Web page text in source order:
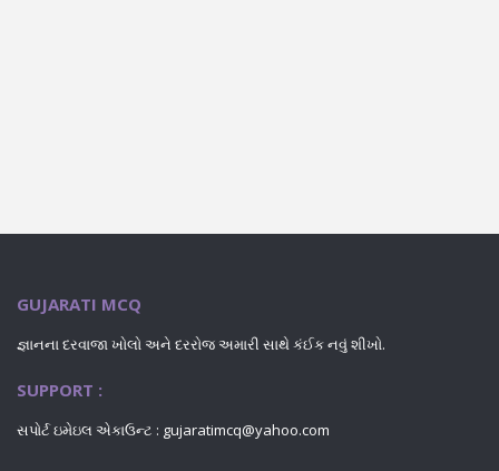
GUJARATI MCQ
જ્ઞાનના દરવાજા ખોલો અને દરરોજ અમારી સાથે કંઈક નવું શીખો.
SUPPORT :
સપોર્ટ ઇમેઇલ એકાઉન્ટ : gujaratimcq@yahoo.com